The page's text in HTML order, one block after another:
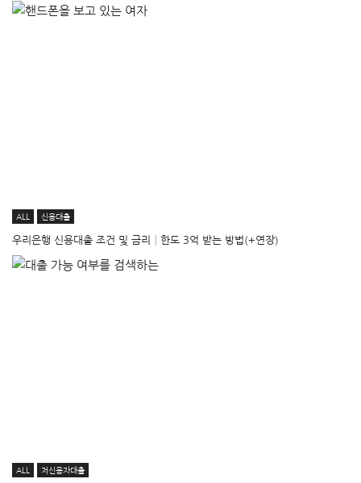
ALL 신용대출
우리은행 신용대출 조건 및 금리│한도 3억 받는 방법(+연장)
ALL 저신용자대출